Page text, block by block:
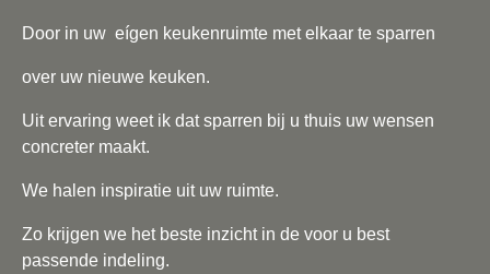
Door in uw eígen keukenruimte met elkaar te sparren
over uw nieuwe keuken.
Uit ervaring weet ik dat sparren bij u thuis uw wensen
concreter maakt.
We halen inspiratie uit uw ruimte.
Zo krijgen we het beste inzicht in de voor u best
passende indeling.